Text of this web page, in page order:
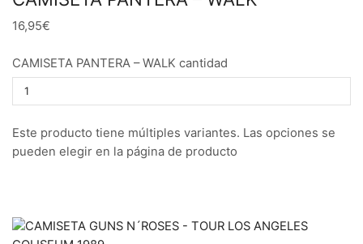
16,95€
CAMISETA PANTERA – WALK cantidad
Este producto tiene múltiples variantes. Las opciones se
pueden elegir en la página de producto